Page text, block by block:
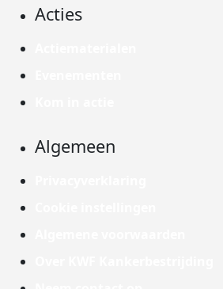
Acties
Algemeen